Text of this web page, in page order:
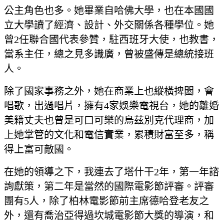
公主角色也多。她畢業自哈佛大學，也在本國國
立大學讀了經濟、設計、外交關係各種學位。她
曾2任聯合國代表參贊，駐西班牙大使，也教書，
當系主任，總之見多識廣，曾被盛傳是總統接班
人。
除了國家事務之外，她在商業上也縱橫捭闔，會
唱歌，出過唱片，擁有4家娛樂電視台，她的離婚
美籍丈夫也曾是可口可樂的烏茲別克代理商，加
上她掌管的文化和電信實業，累積財富至多，稱
得上富可敵國。
在她的領導之下，我連去了塔什干2年，第一年諮
詢獻策，第二年是當然的國際電影節評審。評審
團有5人，除了柏林電影節前主席德哈登老友之
外，還有喬治亞得過坎城電影節大獎的導演，和